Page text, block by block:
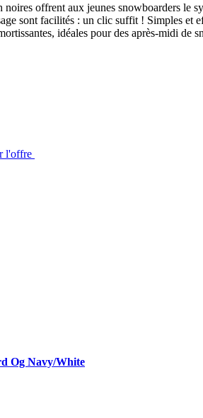
offrent aux jeunes snowboarders le
sont facilités : un clic suffit ! Simples
idéales pour des après-midi de
l'offre
Og Navy/White